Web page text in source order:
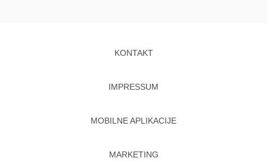
KONTAKT
IMPRESSUM
MOBILNE APLIKACIJE
MARKETING